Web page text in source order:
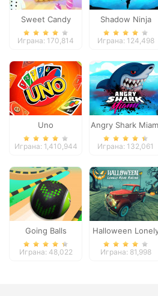
Sweet Candy
Играна: 170,814
Shadow Ninja
Revenge
Играна: 124,498
Uno
Играна: 1,410,944
Angry Shark
Играна: 132,061
Going Balls
Adventure 2
Играна: 48,022
Halloween
Road Racing
Играна: 81,998